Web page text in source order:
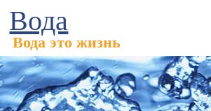
Вода
Вода это жизнь